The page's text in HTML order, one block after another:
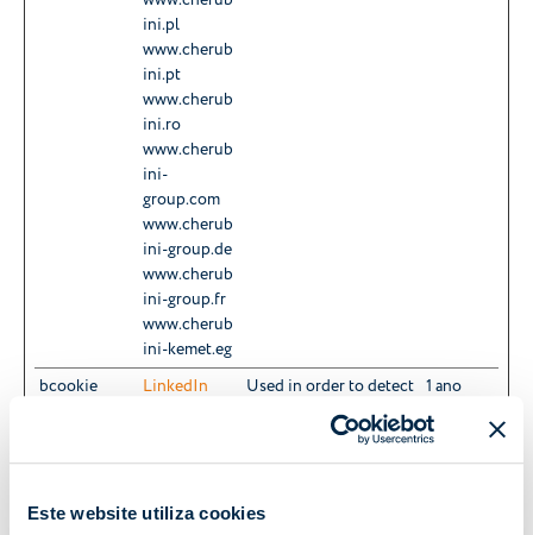
Este website utiliza cookies
ini.pl
www.cherub
ini.pt
www.cherub
ini.ro
www.cherub
ini-
group.com
www.cherub
ini-group.de
www.cherub
ini-group.fr
www.cherub
ini-kemet.eg
bcookie LinkedIn
Used in order to detect
spam and improve the
website's security.
1 ano
for the current domain